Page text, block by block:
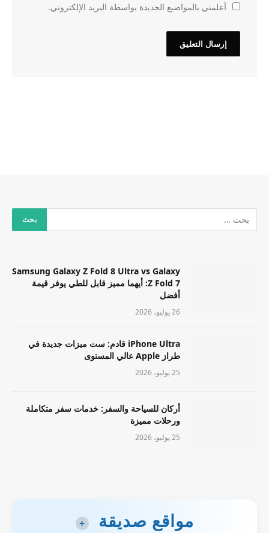
أعلمني بالمواضيع الجديدة بواسطة البريد الإلكتروني.
Samsung Galaxy Z Fold 8 Ultra vs Galaxy
Z Fold 7: أيهما مميز قابل للطي يوفر قيمة
أفضل
26 يوليو، 2026
iPhone Ultra قادم: ست ميزات جديدة في
طراز Apple عالي المستوى
25 يوليو، 2026
أركان للسياحة والسفر: خدمات سفر متكاملة
ورحلات مميزة
25 يوليو، 2026
مواقع صديقة +